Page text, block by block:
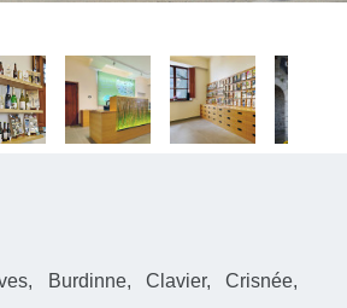
Burdinne, Clavier, Crisnée,